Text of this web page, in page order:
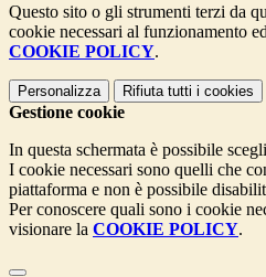
Questo sito o gli strumenti terzi da
cookie necessari al funzionamento
COOKIE POLICY.
Personalizza Rifiuta tutti i cookies
Gestione cookie
In questa schermata è possibile
I cookie necessari sono quelli che
piattaforma e non è possibile
Per conoscere quali sono i cookie
visionare la COOKIE POLICY.